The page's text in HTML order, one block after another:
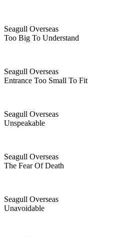
Seagull Overseas
Too Big To Understand
Seagull Overseas
Entrance Too Small To Fit
Seagull Overseas
Unspeakable
Seagull Overseas
The Fear Of Death
Seagull Overseas
Unavoidable